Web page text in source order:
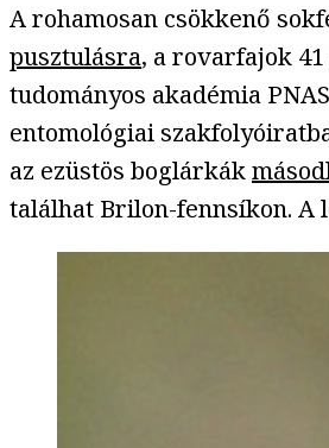
A rohamosan csökkenő
pusztulásra, a rovarfajok
tudományos akadémia
entomológiai
az ezüstös boglárkák
találhat Brilon-fennsíkon. A